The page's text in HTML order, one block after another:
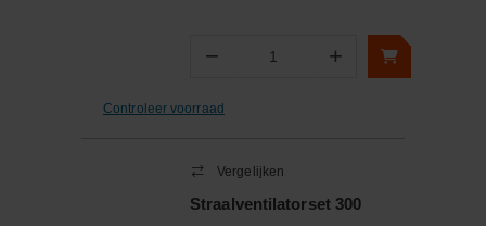
− Aantal +
Controleer voorraad
Vergelijken
Straalventilatorset 300